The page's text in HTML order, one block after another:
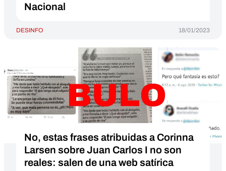
Nacional
DESINFO 18/01/2023
No, estas frases atribuidas a Corinna
Larsen sobre Juan Carlos I no son
reales: salen de una web satírica